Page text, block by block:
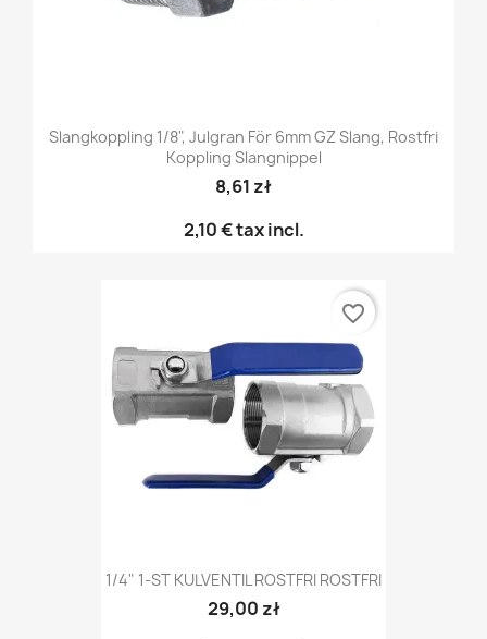
Slangkoppling 1/8", Julgran För 6mm GZ Slang, Rostfri
Koppling Slangnippel
8,61 zł
2,10 €tax incl.
1/4" 1-ST KULVENTIL ROSTFRI ROSTFRI
29,00 zł
favorite_border